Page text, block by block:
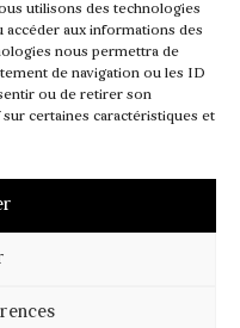
utilisons des technologies
aux informations des
nous permettra de
de navigation ou les ID
ou de retirer son
certaines caractéristiques et
(UE)